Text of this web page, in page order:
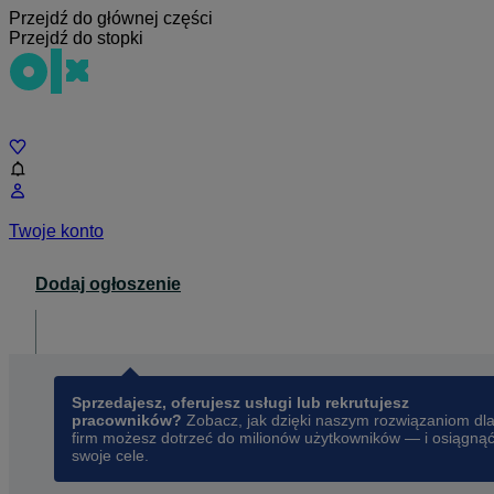
Przejdź do głównej części
Przejdź do stopki
Twoje konto
Dodaj ogłoszenie
Sprzedajesz, oferujesz usługi lub rekrutujesz
pracowników? Zobacz, jak dzięki naszym rozwiązaniom dla
firm możesz dotrzeć do milionów użytkowników — i osiągnąć
swoje cele.